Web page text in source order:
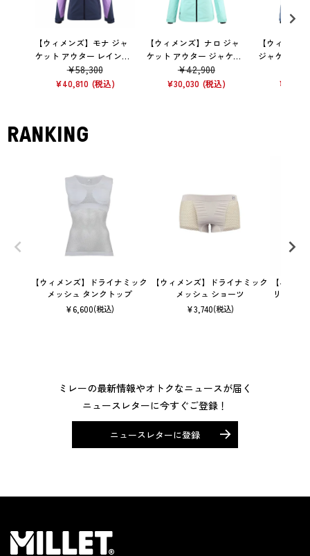
【ウィメンズ】モナ ジャ
ケット アウター レインウ
ェア 防水 VIBRANT VIO ET
¥58,300
¥40,810
【ウィメンズ】ナロ ジャ
ケット アウター ジャケッ
ト AR BA¥42,900
¥30,030
【ウィメン
ジャケット
¥
RANKING
【ウィメンズ】ドライナミック
メッシュ タンクトップ
¥6,600(税込)
【ウィメンズ】ドライナミック
メッシュ ショーツ
¥3,740(税込)
【ユニ
リック
ミレーの最新情報やオトクなニュースが届く
ニュースレターに今すぐご登録！
ニュースレターに登録